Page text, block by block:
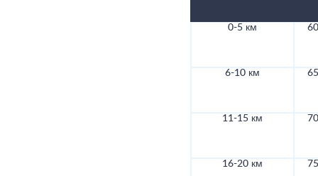
0-5 км
6-10 км
11-15 км
16-20 км